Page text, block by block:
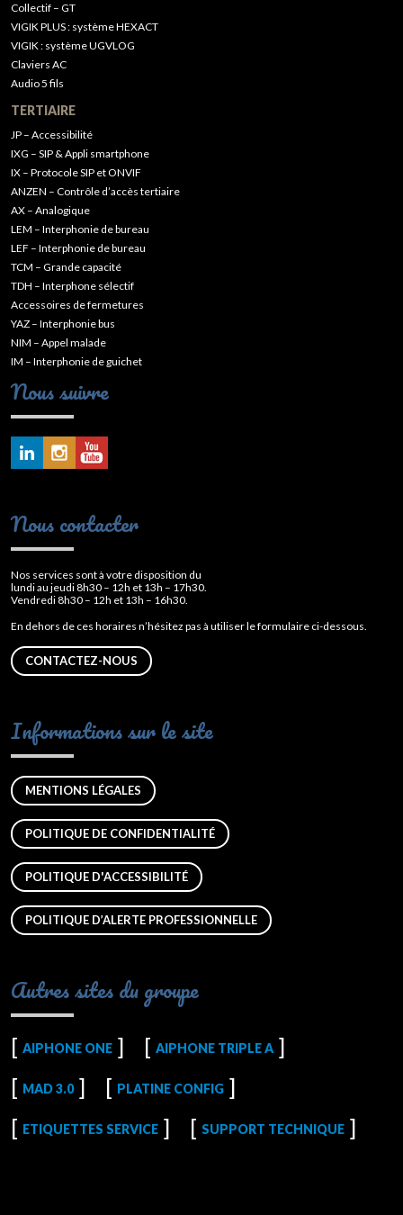
Collectif – GT
VIGIK PLUS : système HEXACT
VIGIK : système UGVLOG
Claviers AC
Audio 5 fils
TERTIAIRE
JP – Accessibilité
IXG – SIP & Appli smartphone
IX – Protocole SIP et ONVIF
ANZEN – Contrôle d’accès tertiaire
AX – Analogique
LEM – Interphonie de bureau
LEF – Interphonie de bureau
TCM – Grande capacité
TDH – Interphone sélectif
Accessoires de fermetures
YAZ – Interphonie bus
NIM – Appel malade
IM – Interphonie de guichet
Nous suivre
Nous contacter
Nos services sont à votre disposition du
lundi au jeudi 8h30 – 12h et 13h – 17h30.
Vendredi 8h30 – 12h et 13h – 16h30.
En dehors de ces horaires n’hésitez pas à utiliser le formulaire ci-dessous.
CONTACTEZ-NOUS
Informations sur le site
MENTIONS LÉGALES
POLITIQUE DE CONFIDENTIALITÉ
POLITIQUE D'ACCESSIBILITÉ
POLITIQUE D’ALERTE PROFESSIONNELLE
Autres sites du groupe
AIPHONE ONE AIPHONE TRIPLE A
MAD 3.0 PLATINE CONFIG
ETIQUETTES SERVICE SUPPORT TECHNIQUE